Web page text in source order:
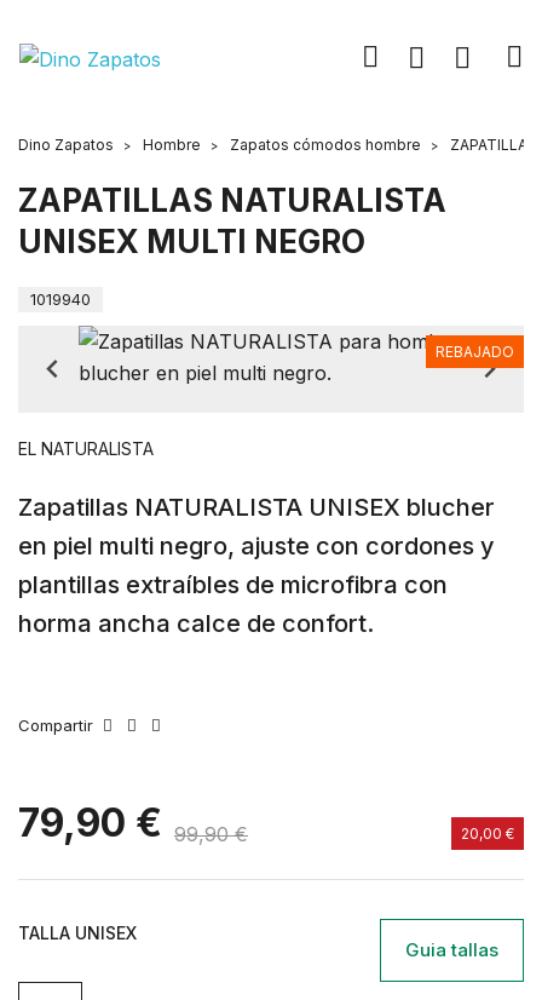
Dino Zapatos Hombre Zapatos cómodos hombre
ZAPATILLAS NATURALISTA
UNISEX MULTI NEGRO
1019940
REBAJADO
EL NATURALISTA
Zapatillas NATURALISTA UNISEX blucher
en piel multi negro, ajuste con cordones y
plantillas extraíbles de microfibra con
horma ancha calce de confort.
Compartir
79,90 € 99,90 € 20,00 €
TALLA UNISEX
Guia tallas